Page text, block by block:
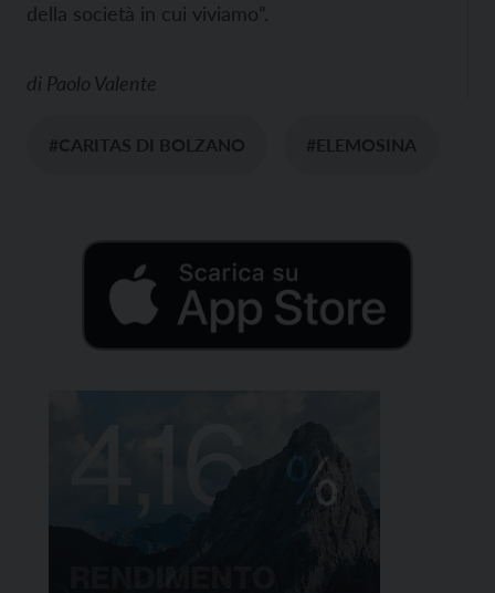
della società in cui viviamo”.
di Paolo Valente
#CARITAS DI BOLZANO #ELEMOSINA